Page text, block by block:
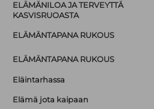
ELÄMÄNILOA JA TERVEYTTÄ
KASVISRUOASTA
ELÄMÄNTAPANA RUKOUS
ELÄMÄNTAPANA RUKOUS
Eläintarhassa
Elämä jota kaipaan